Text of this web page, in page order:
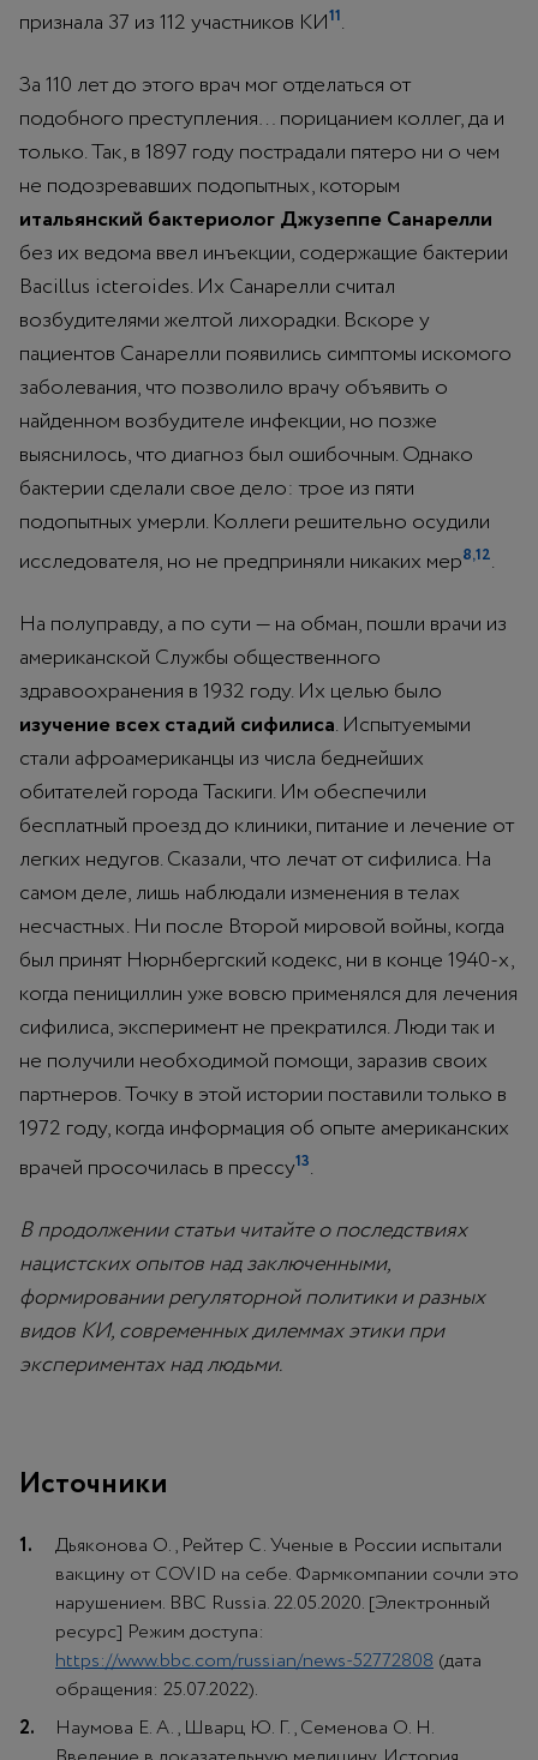
признала 37 из 112 участников КИ11.
За 110 лет до этого врач мог отделаться от
подобного преступления… порицанием коллег, да и
только. Так, в 1897 году пострадали пятеро ни о чем
не подозревавших подопытных, которым
итальянский бактериолог Джузеппе Санарелли
без их ведома ввел инъекции, содержащие бактерии
Bacillus icteroides. Их Санарелли считал
возбудителями желтой лихорадки. Вскоре у
пациентов Санарелли появились симптомы искомого
заболевания, что позволило врачу объявить о
найденном возбудителе инфекции, но позже
выяснилось, что диагноз был ошибочным. Однако
бактерии сделали свое дело: трое из пяти
подопытных умерли. Коллеги решительно осудили
исследователя, но не предприняли никаких мер8,12.
На полуправду, а по сути — на обман, пошли врачи из
американской Службы общественного
здравоохранения в 1932 году. Их целью было
изучение всех стадий сифилиса. Испытуемыми
стали афроамериканцы из числа беднейших
обитателей города Таскиги. Им обеспечили
бесплатный проезд до клиники, питание и лечение от
легких недугов. Сказали, что лечат от сифилиса. На
самом деле, лишь наблюдали изменения в телах
несчастных. Ни после Второй мировой войны, когда
был принят Нюрнбергский кодекс, ни в конце 1940-х,
когда пенициллин уже вовсю применялся для лечения
сифилиса, эксперимент не прекратился. Люди так и
не получили необходимой помощи, заразив своих
партнеров. Точку в этой истории поставили только в
1972 году, когда информация об опыте американских
врачей просочилась в прессу13.
В продолжении статьи читайте о последствиях
нацистских опытов над заключенными,
формировании регуляторной политики и разных
видов КИ, современных дилеммах этики при
экспериментах над людьми.
Источники
Дьяконова О., Рейтер С. Ученые в России испытали
вакцину от COVID на себе. Фармкомпании сочли это
нарушением. BBC Russia. 22.05.2020. [Электронный
ресурс] Режим доступа:
https://www.bbc.com/russian/news-52772808 (дата
обращения: 25.07.2022).
Наумова Е. А., Шварц Ю. Г., Семенова О. Н.